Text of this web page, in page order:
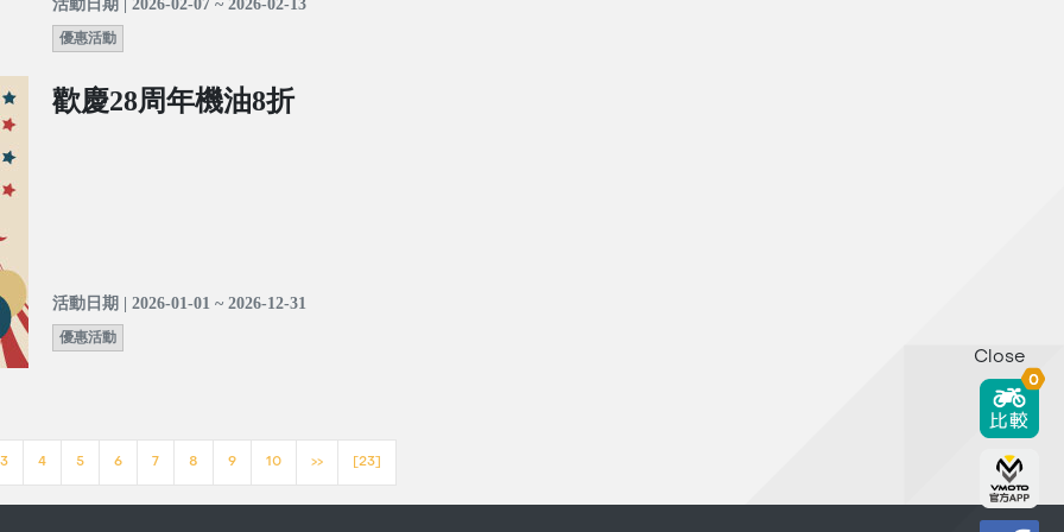
活動日期 | 2026-02-07 ~ 2026-02-13
優惠活動
歡慶28周年機油8折
活動日期 | 2026-01-01 ~ 2026-12-31
優惠活動
3 4 5 6 7 8 9 10 >> [23]
Close
0